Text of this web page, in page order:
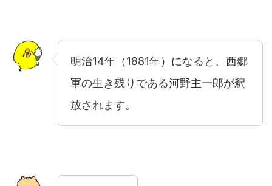
明治14年（1881年）になると、西郷
軍の生き残りである河野主一郎が釈
放されます。